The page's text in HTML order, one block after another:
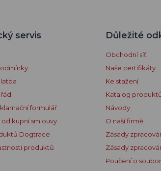
servis
formulář
kupní smlouvy
Dogtrace
produktů
Důležité
Obchodní síť
Naše certifikáty
Ke stažení
Katalog
Návody
O naší firmě
Zásady
Zásady
Poučení o